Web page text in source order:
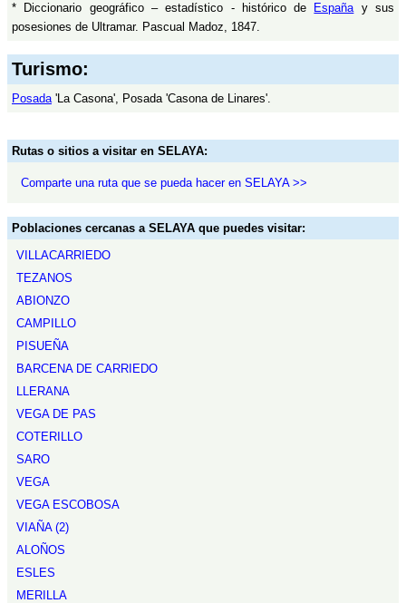
* Diccionario geográfico – estadístico - histórico de
Españay sus
posesiones de Ultramar. Pascual Madoz, 1847.
Turismo:
Posada'La Casona', Posada 'Casona de Linares'.
Rutas o sitios a visitar en SELAYA:
Comparte una ruta que se pueda hacer en SELAYA >>
Poblaciones cercanas a SELAYA que puedes visitar:
VILLACARRIEDO
TEZANOS
ABIONZO
CAMPILLO
PISUEÑA
BARCENA DE CARRIEDO
LLERANA
VEGA DE PAS
COTERILLO
SARO
VEGA
VEGA ESCOBOSA
VIAÑA (2)
ALOÑOS
ESLES
MERILLA